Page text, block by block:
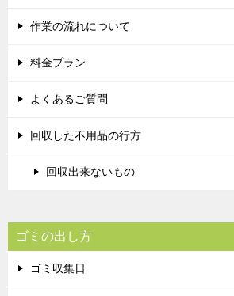
作業の流れについて
料金プラン
よくあるご質問
回収した不用品の行方
回収出来ないもの
ゴミの出し方
ゴミ収集日